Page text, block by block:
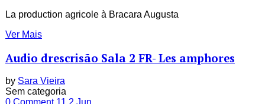
La production agricole à Bracara Augusta
Ver Mais
Audio drescrisão Sala 2 FR- Les amphores
by Sara Vieira
Sem categoria